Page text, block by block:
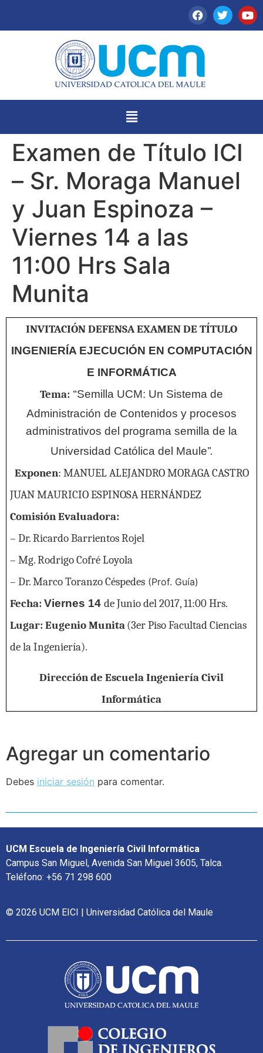
Examen de Título ICI
– Sr. Moraga Manuel
y Juan Espinoza –
Viernes 14 a las
11:00 Hrs Sala
Munita
INVITACIÓN DEFENSA EXAMEN DE TÍTULO
INGENIERÍA EJECUCIÓN EN COMPUTACIÓN
E INFORMÁTICA
Tema: “Semilla UCM: Un Sistema de
Administración de Contenidos y procesos
administrativos del programa semilla de la
Universidad Católica del Maule”.
Exponen: MANUEL ALEJANDRO MORAGA CASTRO
JUAN MAURICIO ESPINOSA HERNÁNDEZ
Comisión Evaluadora:
– Dr. Ricardo Barrientos Rojel
– Mg. Rodrigo Cofré Loyola
– Dr. Marco Toranzo Céspedes(Prof. Guía)
Fecha:Viernes 14 de Junio del 2017, 11:00 Hrs.
Lugar: Eugenio Munita(3er Piso Facultad Ciencias
de la Ingeniería).
Dirección de Escuela Ingeniería Civil
Informática
Agregar un comentario
Debes iniciar sesión para comentar.
UCM Escuela de Ingeniería Civil Informática
Campus San Miguel, Avenida San Miguel 3605, Talca.
Teléfono: +56 71 298 600
© 2026 UCM EICI | Universidad Católica del Maule